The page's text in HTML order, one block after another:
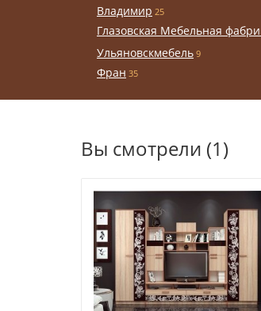
Владимир 25
Глазовская Мебельная
Ульяновскмебель 9
Фран 35
Вы смотрели (1)